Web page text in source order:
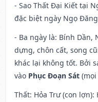
- Sao Thất Đại Kiết tại
đặc biệt ngày Ngọ
- Ba ngày là: Bính Dần,
dựng, chôn cất, song
khác lại không tốt. Bởi
vào Phục Đoạn Sát
Thất: Hỏa Trư (con